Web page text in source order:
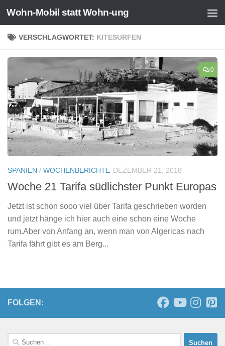
Zum Inhalt springen
Wohn-Mobil statt Wohn-ung
VERSCHLAGWORTET: KITESURFEN
0
SPANIEN / WOCHENBERICHTE DEZEMBER 21, 2018
Woche 21 Tarifa südlichster Punkt Europas
Jetzt ist schon sooo viel über Tarifa geschrieben worden
und jetzt hänge ich hier auch eine schon eine Woche
rum.Aber von Anfang an, wenn man von Algericas nach
Tarifa fährt gibt es am Berg...
FOLGEN:
Suchen